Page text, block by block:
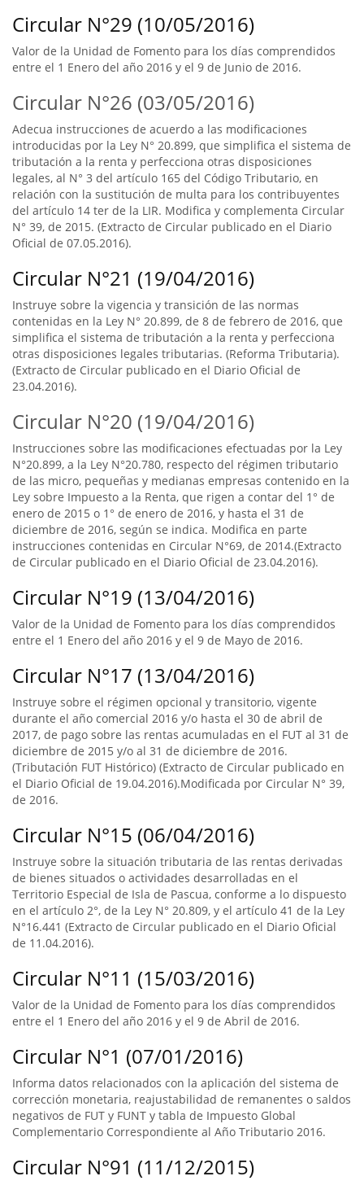
Circular N°29 (10/05/2016)
Valor de la Unidad de Fomento para los días comprendidos
entre el 1 Enero del año 2016 y el 9 de Junio de 2016.
Circular N°26 (03/05/2016)
Adecua instrucciones de acuerdo a las modificaciones
introducidas por la Ley N° 20.899, que simplifica el sistema de
tributación a la renta y perfecciona otras disposiciones
legales, al N° 3 del artículo 165 del Código Tributario, en
relación con la sustitución de multa para los contribuyentes
del artículo 14 ter de la LIR. Modifica y complementa Circular
N° 39, de 2015. (Extracto de Circular publicado en el Diario
Oficial de 07.05.2016).
Circular N°21 (19/04/2016)
Instruye sobre la vigencia y transición de las normas
contenidas en la Ley N° 20.899, de 8 de febrero de 2016, que
simplifica el sistema de tributación a la renta y perfecciona
otras disposiciones legales tributarias. (Reforma Tributaria).
(Extracto de Circular publicado en el Diario Oficial de
23.04.2016).
Circular N°20 (19/04/2016)
Instrucciones sobre las modificaciones efectuadas por la Ley
N°20.899, a la Ley N°20.780, respecto del régimen tributario
de las micro, pequeñas y medianas empresas contenido en la
Ley sobre Impuesto a la Renta, que rigen a contar del 1° de
enero de 2015 o 1° de enero de 2016, y hasta el 31 de
diciembre de 2016, según se indica. Modifica en parte
instrucciones contenidas en Circular N°69, de 2014.(Extracto
de Circular publicado en el Diario Oficial de 23.04.2016).
Circular N°19 (13/04/2016)
Valor de la Unidad de Fomento para los días comprendidos
entre el 1 Enero del año 2016 y el 9 de Mayo de 2016.
Circular N°17 (13/04/2016)
Instruye sobre el régimen opcional y transitorio, vigente
durante el año comercial 2016 y/o hasta el 30 de abril de
2017, de pago sobre las rentas acumuladas en el FUT al 31 de
diciembre de 2015 y/o al 31 de diciembre de 2016.
(Tributación FUT Histórico) (Extracto de Circular publicado en
el Diario Oficial de 19.04.2016).Modificada por Circular N° 39,
de 2016.
Circular N°15 (06/04/2016)
Instruye sobre la situación tributaria de las rentas derivadas
de bienes situados o actividades desarrolladas en el
Territorio Especial de Isla de Pascua, conforme a lo dispuesto
en el artículo 2°, de la Ley N° 20.809, y el artículo 41 de la Ley
N°16.441 (Extracto de Circular publicado en el Diario Oficial
de 11.04.2016).
Circular N°11 (15/03/2016)
Valor de la Unidad de Fomento para los días comprendidos
entre el 1 Enero del año 2016 y el 9 de Abril de 2016.
Circular N°1 (07/01/2016)
Informa datos relacionados con la aplicación del sistema de
corrección monetaria, reajustabilidad de remanentes o saldos
negativos de FUT y FUNT y tabla de Impuesto Global
Complementario Correspondiente al Año Tributario 2016.
Circular N°91 (11/12/2015)